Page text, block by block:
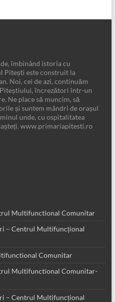
îmbinând istoria cu
Pitești este construit la
Noi, cei de azi, continuăm
încrezători într-un
Ne place să muncim, să
și suntem mândri de orașul
unde, cu ospitalitatea
www.primariapitesti.ro
Multifunctional Comunitar
– Centrul Multifuncțional
Comunitar
Multifunctional Comunitar-
– Centrul Multifuncțional